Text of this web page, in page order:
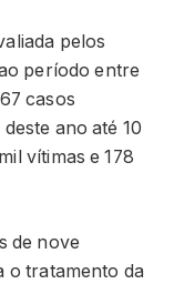
pelos
período entre
casos
ano até 10
vítimas e 178
de nove
o tratamento da